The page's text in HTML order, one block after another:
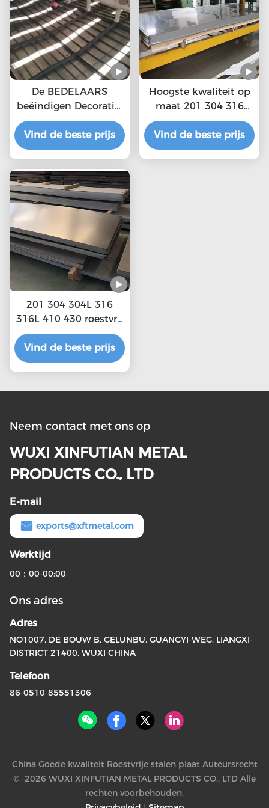
De BEDELAARS
beëindigen Decoratief
316 die Ss Bladmetaal
4x8 aan Grootte
1000mm Breedte
Vind de beste prijs
Hoogste kwaliteit op
maat 201 304 316
roestvrij staalplaten
Vind de beste prijs
201 304 304L 316
316L 410 430 roestvrij
staal platen Platen
met aangepaste
lengte
natuurlijk oppervlak
Vind de beste prijs
Neem contact met ons op
WUXI XINFUTIAN METAL
PRODUCTS CO., LTD
E-mail
exports@xftmetal.com
Werktijd
00：00-00:00
Ons adres
Adres
NO1007, DE BOUW B, GELUNBU, GUANGYI-WEG, LIANGXI-
DISTRICT 21400, WUXI CHINA
Telefoon
86-0510-85551306
China Goede kwaliteit Roestvrije stalen plaat Auteursrecht
© -2026 WUXI XINFUTIAN METAL PRODUCTS CO., LTD Alle
rechten voorbehouden.